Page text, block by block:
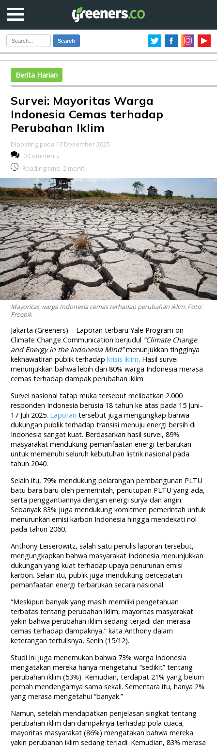
Search
Berita Harian
Survei: Mayoritas Warga
Indonesia Cemas terhadap
Perubahan Iklim
Diposting pada 17 Desember 2025
0 Comments
Reading time: 2 menit
Mayoritas warga Indonesia cemas terhadap perubahan iklim. Foto:
Freepik
Jakarta (Greeners) – Laporan terbaru Yale Program on
Climate Change Communication berjudul “Climate Change
and Energy in the Indonesia Mind”menunjukkan tingginya
kekhawatiran publik terhadapkrisis iklim. Hasil survei
menunjukkan bahwa lebih dari 80% warga Indonesia merasa
cemas terhadap dampak perubahan iklim.
Survei nasional tatap muka tersebut melibatkan 2.000
responden Indonesia berusia 18 tahun ke atas pada 15 Juni–
17 Juli 2025. Laporan tersebut juga mengungkap bahwa
dukungan publik terhadap transisi menuju energi bersih di
Indonesia sangat kuat. Berdasarkan hasil survei, 89%
masyarakat mendukung pemanfaatan energi terbarukan
untuk memenuhi seluruh kebutuhan listrik nasional pada
tahun 2040.
Selain itu, 79% mendukung pelarangan pembangunan PLTU
batu bara baru oleh pemerintah, penutupan PLTU yang ada,
serta penggantiannya dengan energi surya dan angin.
Sebanyak 83% juga mendukung komitmen pemerintah untuk
menurunkan emisi karbon Indonesia hingga mendekati nol
pada tahun 2060.
Anthony Leiserowitz, salah satu penulis laporan tersebut,
mengungkapkan bahwa masyarakat Indonesia menunjukkan
dukungan yang kuat terhadap upaya penurunan emisi
karbon. Selain itu, publik juga mendukung percepatan
pemanfaatan energi terbarukan secara nasional.
“Meskipun banyak yang masih memiliki pengetahuan
terbatas tentang perubahan iklim, mayoritas masyarakat
yakin bahwa perubahan iklim sedang terjadi dan merasa
cemas terhadap dampaknya,” kata Anthony dalam
keterangan tertulisnya, Senin (15/12).
Studi ini juga menemukan bahwa 73% warga Indonesia
mengatakan mereka hanya mengetahui “sedikit” tentang
perubahan iklim (53%). Kemudian, terdapat 21% yang belum
pernah mendengarnya sama sekali. Sementara itu, hanya 2%
yang merasa mengetahui “banyak.”
Namun, setelah mendapatkan penjelasan singkat tentang
perubahan iklim dan dampaknya terhadap pola cuaca,
mayoritas masyarakat (86%) mengatakan bahwa mereka
yakin perubahan iklim sedang terjadi. Kemudian, 83% merasa